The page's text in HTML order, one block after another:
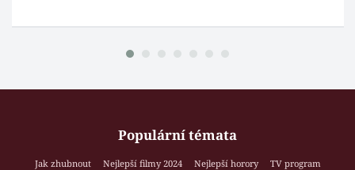
Populární témata
Jak zhubnout Nejlepší filmy 2024 Nejlepší horory
TV program